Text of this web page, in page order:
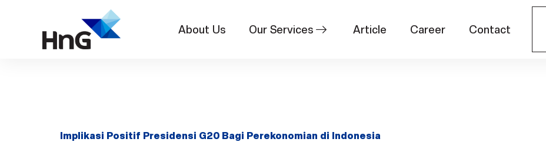
About Us Our Services Article Career Contact
Implikasi Positif Presidensi G20 Bagi Perekonomian di Indonesia